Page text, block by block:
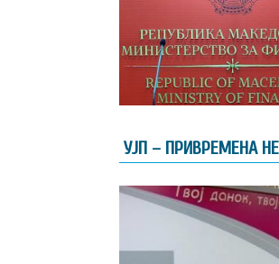
УЈП – ПРИВРЕМЕНА